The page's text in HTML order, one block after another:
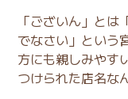
「ございん」とは
でなさい」という
方にも親しみやす
つけられた店名な